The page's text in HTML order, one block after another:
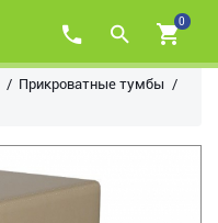
0
Прикроватные тумбы